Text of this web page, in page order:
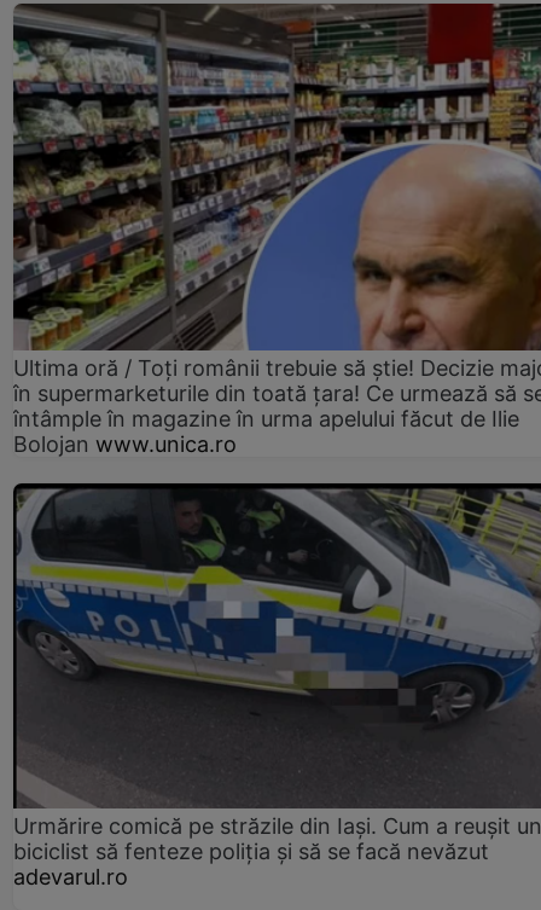
Ultima oră / Toți românii trebuie să știe! Decizie
în supermarketurile din toată țara! Ce urmează să
întâmple în magazine în urma apelului făcut de Ilie
Bolojan www.unica.ro
Urmărire comică pe străzile din Iași. Cum a reușit un
biciclist să fenteze poliția și să se facă nevăzut
adevarul.ro